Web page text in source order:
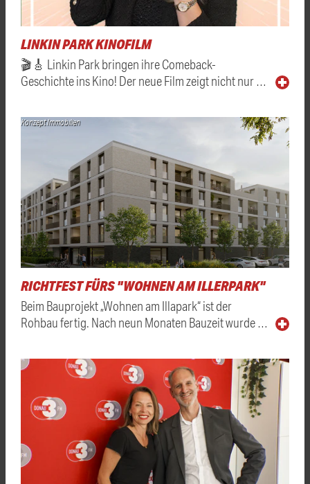
LINKIN PARK KINOFILM
🎬🎸 Linkin Park bringen ihre Comeback-
Geschichte ins Kino! Der neue Film zeigt nicht nur …
Konzept Immobilien
RICHTFEST FÜRS "WOHNEN AM ILLERPARK"
Beim Bauprojekt „Wohnen am Illapark“ ist der
Rohbau fertig. Nach neun Monaten Bauzeit wurde …